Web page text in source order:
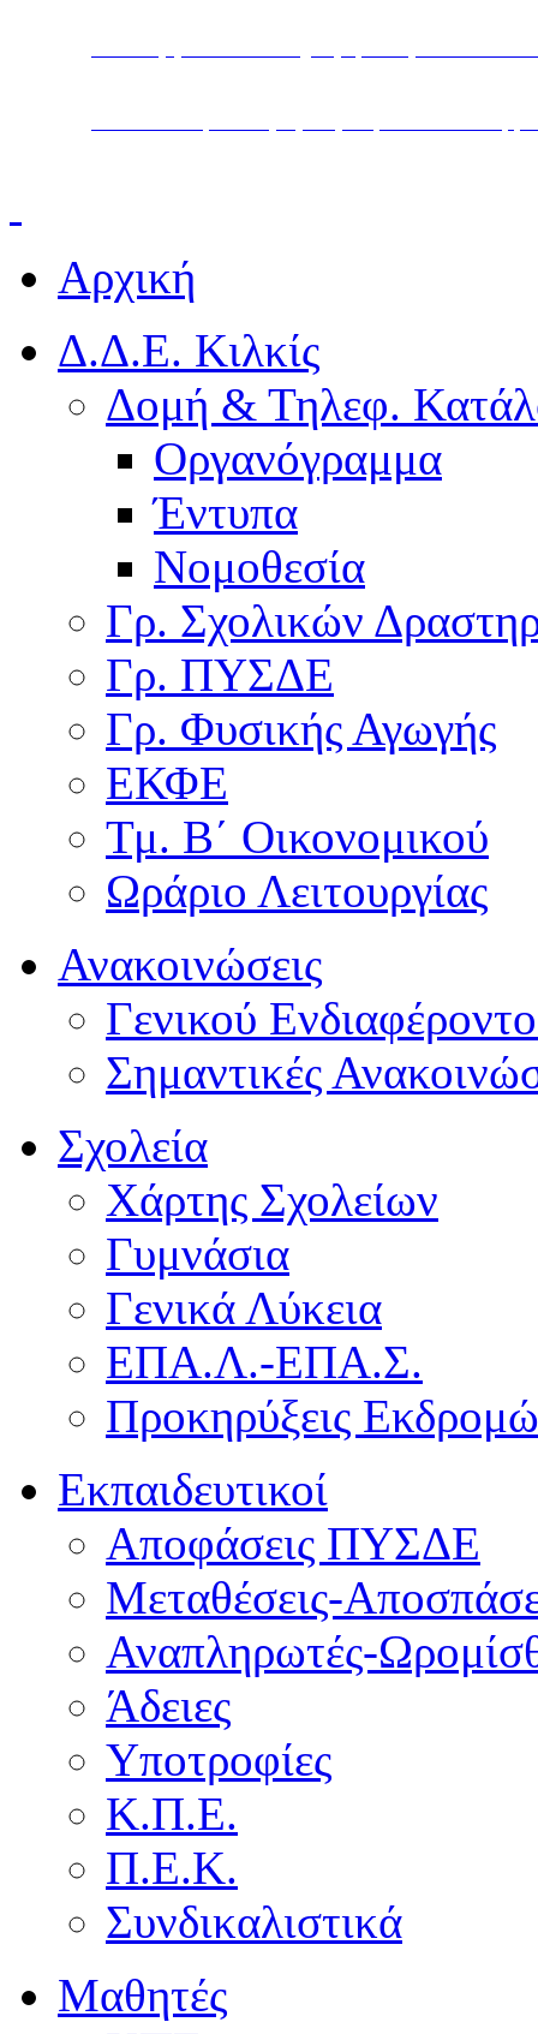
Αρχική
Δ.Δ.Ε. Κιλκίς
Δομή & Τηλεφ.
Οργανόγραμμα
Έντυπα
Νομοθεσία
Γρ. Σχολικών
Γρ. ΠΥΣΔΕ
Γρ. Φυσικής Αγωγής
ΕΚΦΕ
Τμ. Β΄ Οικονομικού
Ωράριο Λειτουργίας
Ανακοινώσεις
Γενικού
Σημαντικές
Σχολεία
Χάρτης Σχολείων
Γυμνάσια
Γενικά Λύκεια
ΕΠΑ.Λ.-ΕΠΑ.Σ.
Προκηρύξεις
Εκπαιδευτικοί
Αποφάσεις ΠΥΣΔΕ
Μεταθέσεις-
Αναπληρωτές-
Άδειες
Υποτροφίες
Κ.Π.Ε.
Π.Ε.Κ.
Συνδικαλιστικά
Μαθητές